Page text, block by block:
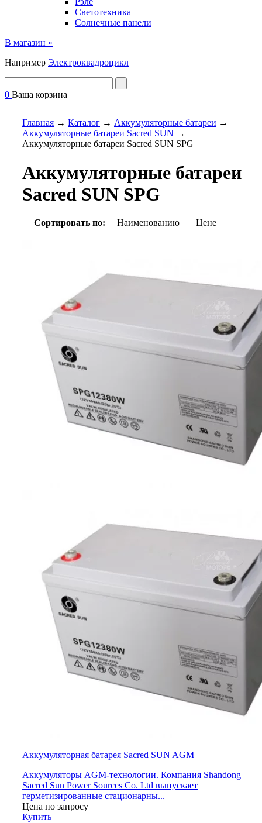
Светотехника
Солнечные панели
В магазин »
Например Электроквадроцикл
0 Ваша корзина
Главная → Каталог → Аккумуляторные батареи →
Аккумуляторные батареи Sacred SUN →
Аккумуляторные батареи Sacred SUN SPG
Аккумуляторные батареи
Sacred SUN SPG
Сортировать по: Наименованию Цене
Аккумуляторная батарея Sacred SUN AGM
Аккумуляторы AGM-технологии. Компания Shandong
Sacred Sun Power Sources Co. Ltd выпускает
герметизированные стационарны...
Цена по запросу
Купить